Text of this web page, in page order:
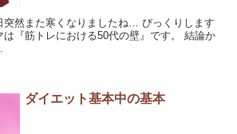
突然また寒くなりましたね… びっくりします
『筋トレにおける50代の壁』です。 結論か
ダイエット基本中の基本